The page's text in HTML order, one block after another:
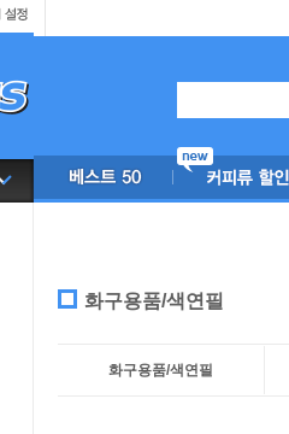
화구용품/색연필
화구용품/색연필